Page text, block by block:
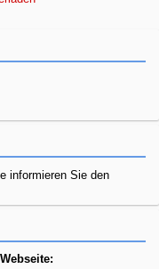
informieren Sie den